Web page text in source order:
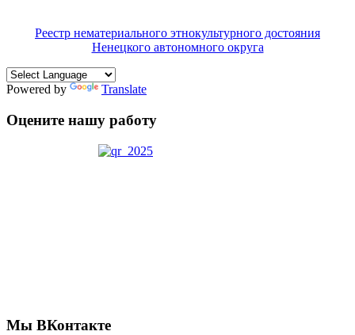
Реестр нематериального этнокультурного достояния
Ненецкого автономного округа
Powered by Translate
Оцените нашу работу
Мы ВКонтакте